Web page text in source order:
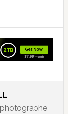
photographe